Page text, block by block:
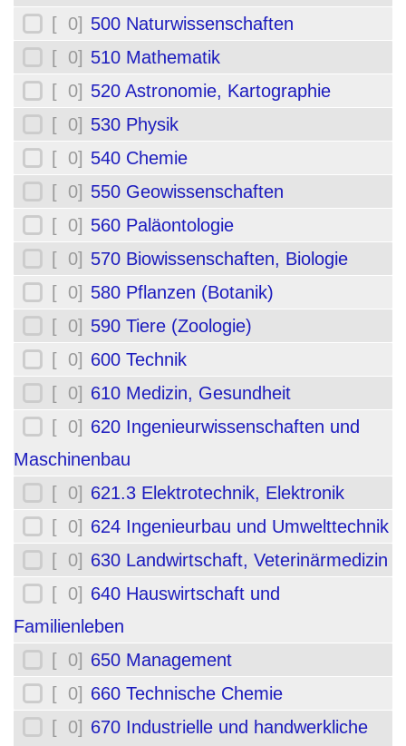
[ 0] 500 Naturwissenschaften
[ 0] 510 Mathematik
[ 0] 520 Astronomie, Kartographie
[ 0] 530 Physik
[ 0] 540 Chemie
[ 0] 550 Geowissenschaften
[ 0] 560 Paläontologie
[ 0] 570 Biowissenschaften, Biologie
[ 0] 580 Pflanzen (Botanik)
[ 0] 590 Tiere (Zoologie)
[ 0] 600 Technik
[ 0] 610 Medizin, Gesundheit
[ 0] 620 Ingenieurwissenschaften und
Maschinenbau
[ 0] 621.3 Elektrotechnik, Elektronik
[ 0] 624 Ingenieurbau und Umwelttechnik
[ 0] 630 Landwirtschaft, Veterinärmedizin
[ 0] 640 Hauswirtschaft und
Familienleben
[ 0] 650 Management
[ 0] 660 Technische Chemie
[ 0] 670 Industrielle und handwerkliche